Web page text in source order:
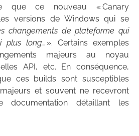
que ce nouveau « Canary
versions de Windows qui se
changements de plateforme qui
plus long… ». Certains exemples
majeurs au noyau
API, etc. En conséquence,
ces builds sont susceptibles
et souvent ne recevront
documentation détaillant les